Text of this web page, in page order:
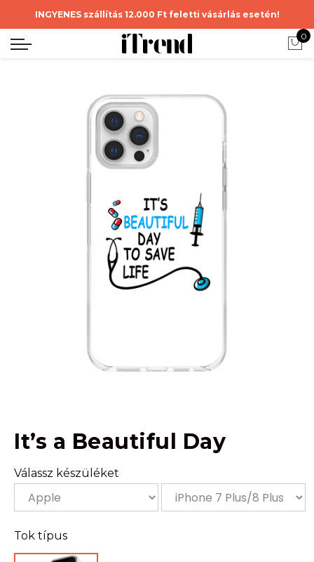
INGYENES szállítás 12.000 Ft feletti vásárlás esetén!
0
It’s a Beautiful Day
Válassz készüléket
Tok típus